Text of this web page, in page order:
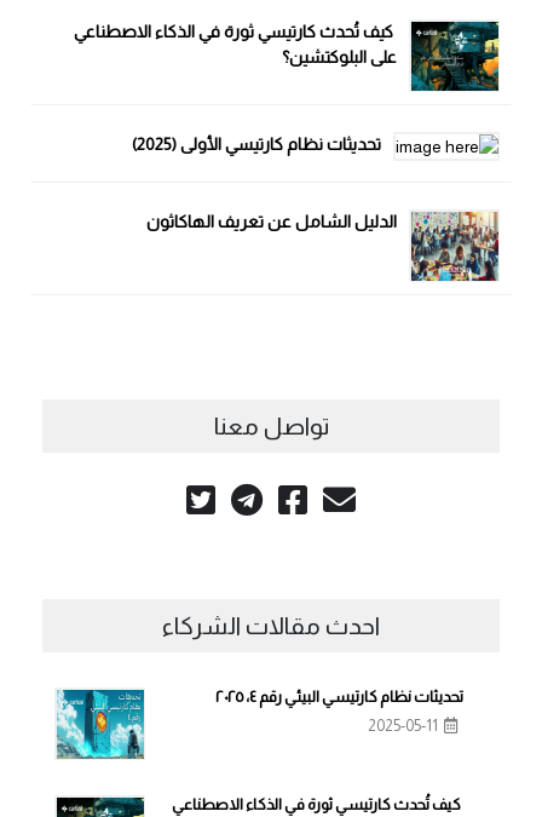
كيف تُحدث كارتيسي ثورة في الذكاء الاصطناعي
على البلوكتشين؟
تحديثات نظام كارتيسي الأولى (2025)
الدليل الشامل عن تعريف الهاكاثون
تواصل معنا
احدث مقالات الشركاء
تحديثات نظام كارتيسي البيئي رقم ٤، ٢٠٢٥
2025-05-11
كيف تُحدث كارتيسي ثورة في الذكاء الاصطناعي